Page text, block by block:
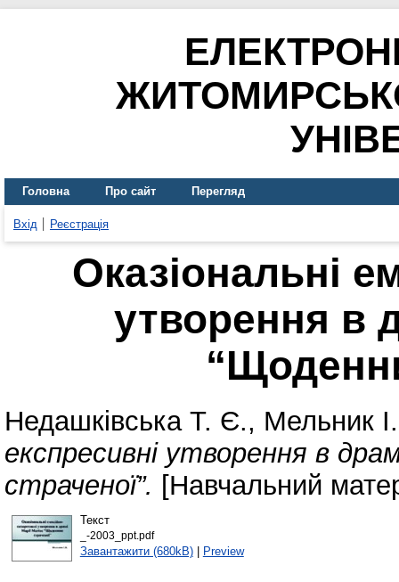
Головна Про сайт Перегляд
Вхід Реєстрація
Оказіональні
утворення в
Недашківська Т. Є., Мельник
експресивні утворення в
страченої”. [Навчальний
Текст
_-2003_ppt.pdf
Завантажити (680kB)| Preview